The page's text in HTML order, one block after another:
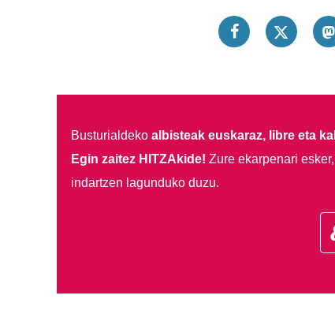
Busturialdeko albisteak euskaraz, libre eta
Egin zaitez HITZAkide! Zure ekarpenari
indartzen lagunduko duzu.